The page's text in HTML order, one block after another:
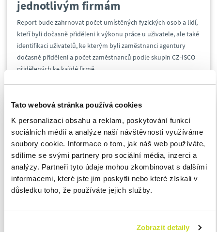
Tato webová stránka používá cookies
K personalizaci obsahu a reklam, poskytování funkcí
sociálních médií a analýze naší návštěvnosti využíváme
soubory cookie. Informace o tom, jak náš web používáte,
sdílíme se svými partnery pro sociální média, inzerci a
analýzy. Partneři tyto údaje mohou zkombinovat s dalšími
informacemi, které jste jim poskytli nebo které získali v
důsledku toho, že používáte jejich služby.
Zobrazit detaily
jednotlivým firmám
Report bude zahrnovat počet umístěných fyzických osob a lidí,
kteří byli dočasně přiděleni k výkonu práce u uživatele, ale také
identifikaci uživatelů, ke kterým byli zaměstnanci agentury
dočasně přiděleni a počet zaměstnanců podle skupin CZ-ISCO
přidělených ke každé firmě.
zpřísňují se podmínky pro získání
povolení ke zprostředkování
zaměstnání pro agentury práce:
platí podmínka bezdlužnosti žadatele, a to již při
podání žádosti i po celou dobu trvání povolení;
fyzická i právnická osoba musejí prokázat, že jim
uložena pokuta za přestupek, který by
představoval důvod pro odejmutí povolení ke